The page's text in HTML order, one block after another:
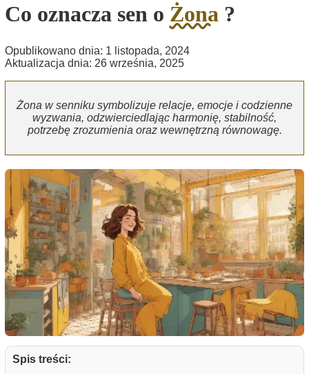
Co oznacza sen o Żona ?
Opublikowano dnia: 1 listopada, 2024
Aktualizacja dnia: 26 września, 2025
Żona w senniku symbolizuje relacje, emocje i codzienne
wyzwania, odzwierciedlając harmonię, stabilność,
potrzebę zrozumienia oraz wewnętrzną równowagę.
Spis treści: